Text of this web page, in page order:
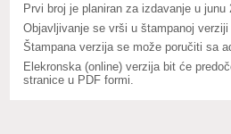
Prvi broj je planiran za izdavanje u junu
Objavljivanje se vrši u štampanoj verziji
Štampana verzija se može poručiti sa
Elekronska (online) verzija bit će
stranice u PDF formi.